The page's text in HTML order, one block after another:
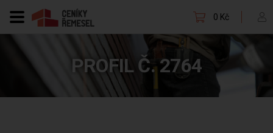
0 Kč
PROFIL Č. 2764